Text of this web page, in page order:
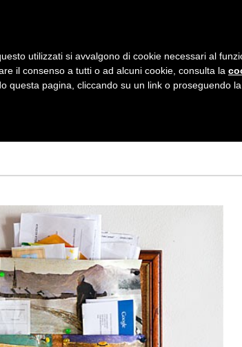
A
V
G
I
O
N
E
P
R
utilizzati si avvalgono di cookie necessari al
il consenso a tutti o ad alcuni cookie, consulta la
questa pagina, cliccando su un link o proseguendo